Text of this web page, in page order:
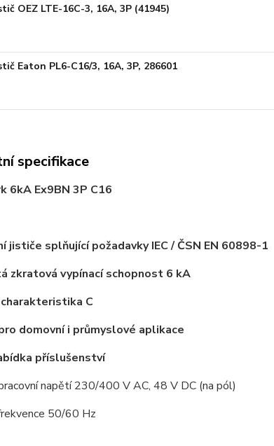
OEZ LTE-16C-3, 16A, 3P (41945)
Eaton PL6-C16/3, 16A, 3P, 286601
specifikace
6kA Ex9BN 3P C16
jističe splňující požadavky IEC / ČSN EN 60898-1
zkratová vypínací schopnost 6 kA
charakteristika C
domovní i průmyslové aplikace
příslušenství
napětí 230/400 V AC, 48 V DC (na pól)
50/60 Hz